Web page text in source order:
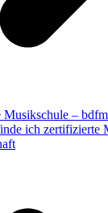
Musikschule –
ich zertifizierte